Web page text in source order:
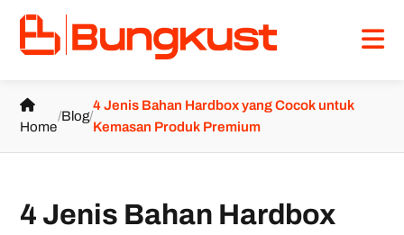
Home
/Blog/
4 Jenis Bahan Hardbox yang Cocok untuk
Kemasan Produk Premium
4 Jenis Bahan Hardbox